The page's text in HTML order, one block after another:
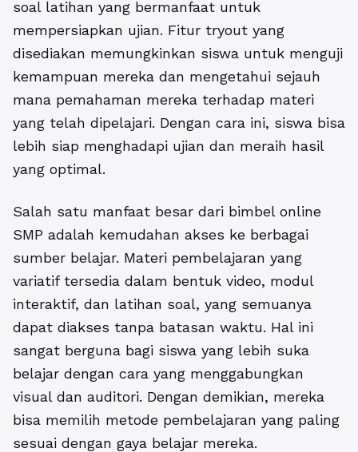
soal latihan yang bermanfaat untuk
mempersiapkan ujian. Fitur tryout yang
disediakan memungkinkan siswa untuk menguji
kemampuan mereka dan mengetahui sejauh
mana pemahaman mereka terhadap materi
yang telah dipelajari. Dengan cara ini, siswa bisa
lebih siap menghadapi ujian dan meraih hasil
yang optimal.
Salah satu manfaat besar dari bimbel online
SMP adalah kemudahan akses ke berbagai
sumber belajar. Materi pembelajaran yang
variatif tersedia dalam bentuk video, modul
interaktif, dan latihan soal, yang semuanya
dapat diakses tanpa batasan waktu. Hal ini
sangat berguna bagi siswa yang lebih suka
belajar dengan cara yang menggabungkan
visual dan auditori. Dengan demikian, mereka
bisa memilih metode pembelajaran yang paling
sesuai dengan gaya belajar mereka.